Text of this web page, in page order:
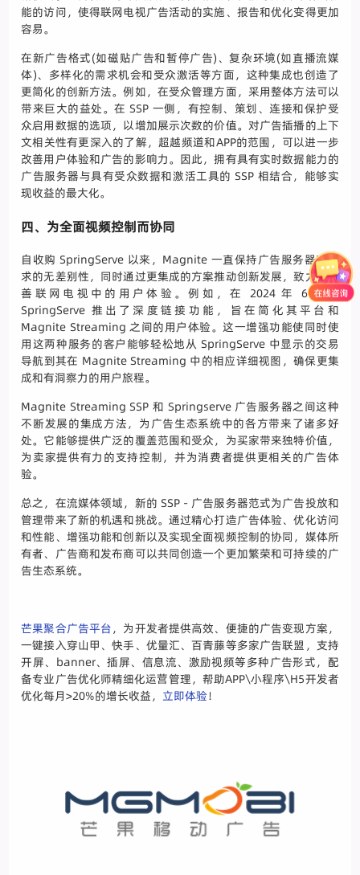
能的访问，使得联网电视广告活动的实施、报告和优化变得更加
容易。
在新广告格式(如磁贴广告和暂停广告)、复杂环境(如直播流媒
体)、多样化的需求机会和受众激活等方面，这种集成也创造了
更简化的创新方法。例如，在受众管理方面，采用整体方法可以
带来巨大的益处。在 SSP 一侧，有控制、策划、连接和保护受
众启用数据的选项，以增加展示次数的价值。对广告插播的上下
文相关性有更深入的了解，超越频道和APP的范围，可以进一步
改善用户体验和广告的影响力。因此，拥有具有实时数据能力的
广告服务器与具有受众数据和激活工具的 SSP 相结合，能够实
现收益的最大化。
四、为全面视频控制而协同
自收购 SpringServe 以来，Magnite 一直保持广告服务器对需
求的无差别性，同时通过更集成的方案推动创新发展，致力于改
善联网电视中的用户体验。例如，在 2024 年 6 月，
SpringServe 推出了深度链接功能，旨在简化其平台和
Magnite Streaming 之间的用户体验。这一增强功能使同时使
用这两种服务的客户能够轻松地从 SpringServe 中显示的交易
导航到其在 Magnite Streaming 中的相应详细视图，确保更集
成和有洞察力的用户旅程。
Magnite Streaming SSP 和 Springserve 广告服务器之间这种
不断发展的集成方法，为广告生态系统中的各方带来了诸多好
处。它能够提供广泛的覆盖范围和受众，为买家带来独特价值，
为卖家提供有力的支持控制，并为消费者提供更相关的广告体
验。
总之，在流媒体领域，新的 SSP - 广告服务器范式为广告投放和
管理带来了新的机遇和挑战。通过精心打造广告体验、优化访问
和性能、增强功能和创新以及实现全面视频控制的协同，媒体所
有者、广告商和发布商可以共同创造一个更加繁荣和可持续的广
告生态系统。
芒果聚合广告平台，为开发者提供高效、便捷的广告变现方案，
一键接入穿山甲、快手、优量汇、百青藤等多家广告联盟，支持
开屏、banner、插屏、信息流、激励视频等多种广告形式，配
备专业广告优化师精细化运营管理，帮助APP\小程序\H5开发者
优化每月>20%的增长收益， 立即体验！